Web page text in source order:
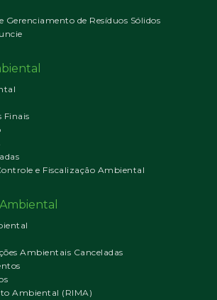
Gerenciamento de Resíduos Sólidos
Finais
e Fiscalização Ambiental
Ambientais Canceladas
Ambiental (RIMA)